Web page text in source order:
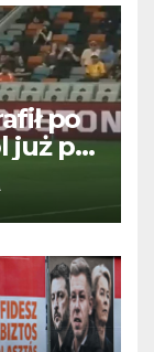
po
już po